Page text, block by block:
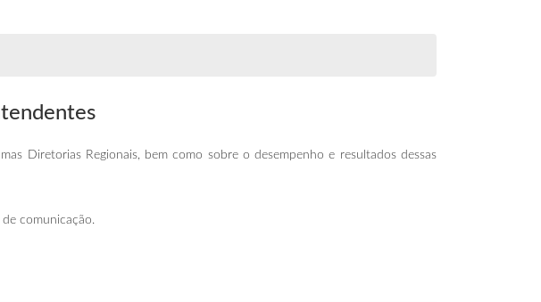
Diretorias Regionais, bem como sobre o desempenho e resultados dessas
comunicação.